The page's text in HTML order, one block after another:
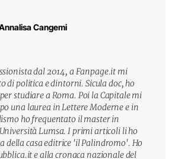
Cangemi
dal 2014, a Fanpage.it mi
di politica e dintorni. Sicula doc, ho
studiare a Roma. Poi la Capitale mi
una laurea in Lettere Moderne e in
ho frequentato il master in
Lumsa. I primi articoli li ho
della casa editrice 'il Palindromo'. Ho
e alla cronaca nazionale del